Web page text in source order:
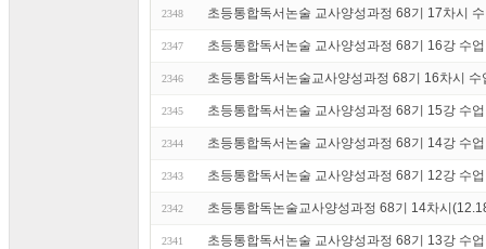
2348 초등통합독서논술 교사양성과정 68기 17차시
2347 초등통합독서논술 교사양성과정 68기 16강 수
2346 초등통합독서논술교사양성과정 68기 16차시 수
2345 초등통합독서논술 교사양성과정 68기 15강 수
2344 초등통합독서논술 교사양성과정 68기 14강 수
2343 초등통합독서논술 교사양성과정 68기 12강 수
2342 초등통합독논술교사양성과정 68기 14차시
2341 초등통합독서논술 교사양성과정 68기 13강 수